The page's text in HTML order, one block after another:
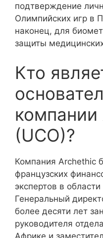
подтверждение
Олимпийских игр в
наконец, для
защиты
Кто
(UCO)?
Компания Archethic
французских
экспертов в
Генеральный
более десяти лет
руководителя
Африке и